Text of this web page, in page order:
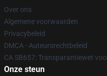
Over ons
Algemene voorwaarden
Privacybeleid
DMCA - Auteursrechtbeleid
CA SB657: Transparantiewet
Onze steun